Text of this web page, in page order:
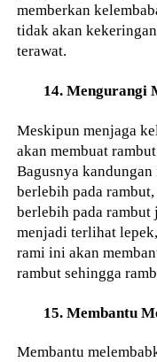
memberkan
tidak akan
terawat.
14. Mengurangi
Meskipun menjaga
akan membuat
Bagusnya
berlebih pada
berlebih pada rambut
menjadi terlihat
rami ini akan
rambut sehingga
15. Membantu
Membantu